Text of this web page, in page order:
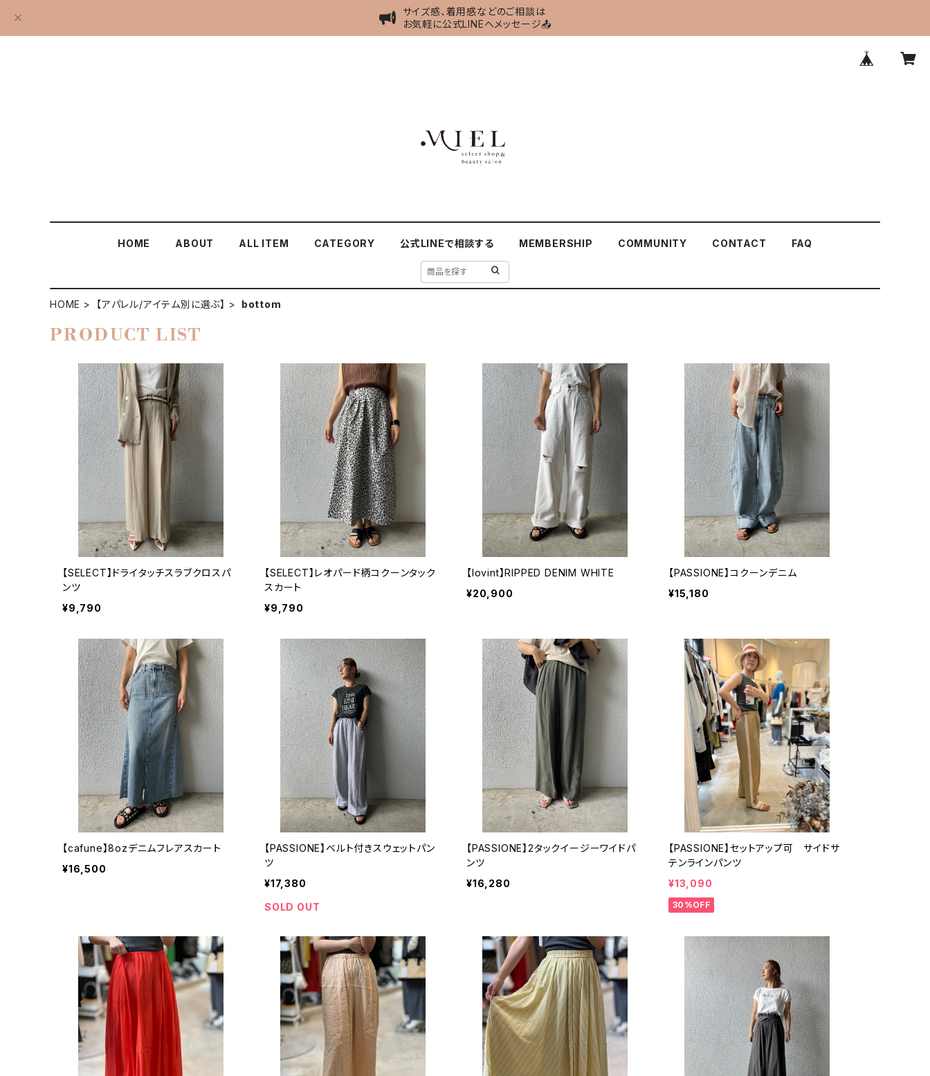
サイズ感、着用感などのご相談は
お気軽に公式LINEへメッセージ📤
HOME ABOUT ALL ITEM CATEGORY 公式LINEで相談する MEMBERSHIP COMMUNITY CONTACT FAQ
HOME 【アパレル/アイテム別に選ぶ】 bottom
PRODUCT LIST
【SELECT】ドライタッチスラブクロスパ
ンツ
¥9,790
【SELECT】レオパード柄コクーンタック
スカート
¥9,790
【lovint】RIPPED DENIM WHITE
¥20,900
【PASSIONE】コクーンデニム
¥15,180
【cafune】8ozデニムフレアスカート
¥16,500
【PASSIONE】ベルト付きスウェットパン
ツ
¥17,380
SOLD OUT
【PASSIONE】2タックイージーワイドパ
ンツ
¥16,280
【PASSIONE】セットアップ可 サイドサ
テンラインパンツ
¥13,090
30%OFF